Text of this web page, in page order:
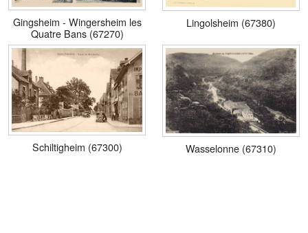
Gingsheim - Wingersheim les
Quatre Bans (67270)
Lingolsheim (67380)
Schiltigheim (67300) Wasselonne (67310)